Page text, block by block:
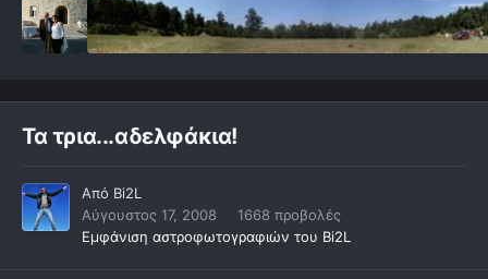
Τα τρια...αδελφάκια!
Από Bi2L
Αύγουστος 17, 2008
1668 προβολές
Εμφάνιση αστροφωτογραφιών του Bi2L